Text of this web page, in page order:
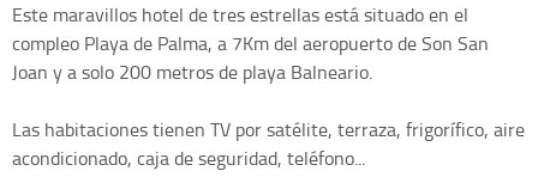
Este maravillos hotel de tres estrellas está situado en el
compleo Playa de Palma, a 7Km del aeropuerto de Son San
Joan y a solo 200 metros de playa Balneario.
Las habitaciones tienen TV por satélite, terraza, frigorífico, aire
acondicionado, caja de seguridad, teléfono...